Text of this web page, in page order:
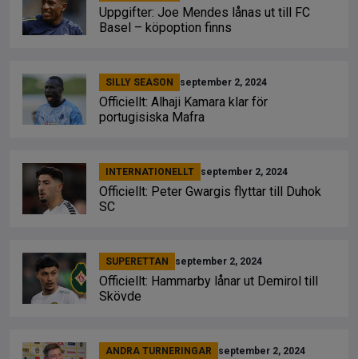
Uppgifter: Joe Mendes lånas ut till FC
Basel – köpoption finns
SILLY SEASON september 2, 2024
Officiellt: Alhaji Kamara klar för
portugisiska Mafra
INTERNATIONELLT september 2, 2024
Officiellt: Peter Gwargis flyttar till Duhok
SC
SUPERETTAN september 2, 2024
Officiellt: Hammarby lånar ut Demirol till
Skövde
ANDRA TURNERINGAR september 2, 2024